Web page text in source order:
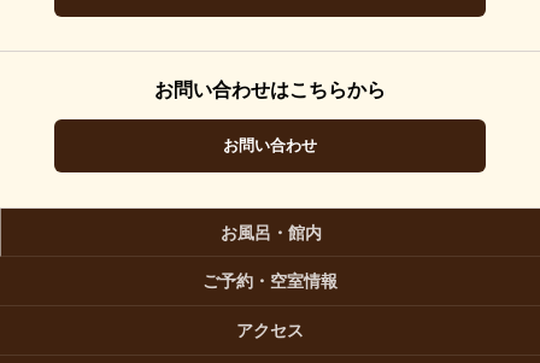
お問い合わせはこちらから
お問い合わせ
お風呂・館内
ご予約・空室情報
アクセス